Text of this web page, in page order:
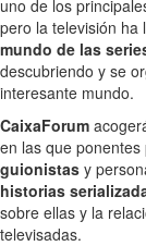
uno de los
pero la televisión ha
mundo de las
descubriendo y se
interesante mundo.
CaixaForum
en las que
guionistas y
historias
sobre ellas y la
televisadas.